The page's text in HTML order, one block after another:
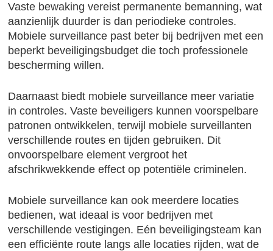
Vaste bewaking vereist permanente bemanning, wat
aanzienlijk duurder is dan periodieke controles.
Mobiele surveillance past beter bij bedrijven met een
beperkt beveiligingsbudget die toch professionele
bescherming willen.
Daarnaast biedt mobiele surveillance meer variatie
in controles. Vaste beveiligers kunnen voorspelbare
patronen ontwikkelen, terwijl mobiele surveillanten
verschillende routes en tijden gebruiken. Dit
onvoorspelbare element vergroot het
afschrikwekkende effect op potentiële criminelen.
Mobiele surveillance kan ook meerdere locaties
bedienen, wat ideaal is voor bedrijven met
verschillende vestigingen. Eén beveiligingsteam kan
een efficiënte route langs alle locaties rijden, wat de